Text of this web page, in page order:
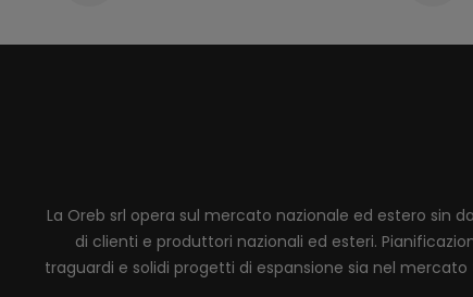
La Oreb srl opera sul mercato nazionale ed estero sin
di clienti e produttori nazionali ed esteri.
traguardi e solidi progetti di espansione sia nel